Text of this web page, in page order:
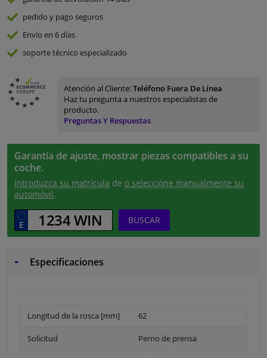
pedido y pago seguros
Envío en 6 días
soporte técnico especializado
Atención al Cliente:Teléfono Fuera De Línea
Haz tu pregunta a nuestros especialistas de
producto.
Preguntas Y Respuestas
Garantía de ajuste, mostrar piezas compatibles a su
coche.
Introduzca su matrícula de o seleccione manualmente su
automóvil.
BUSCAR
Especificaciones
Longitud de la rosca [mm] 62
Solicitud Perno de prensa